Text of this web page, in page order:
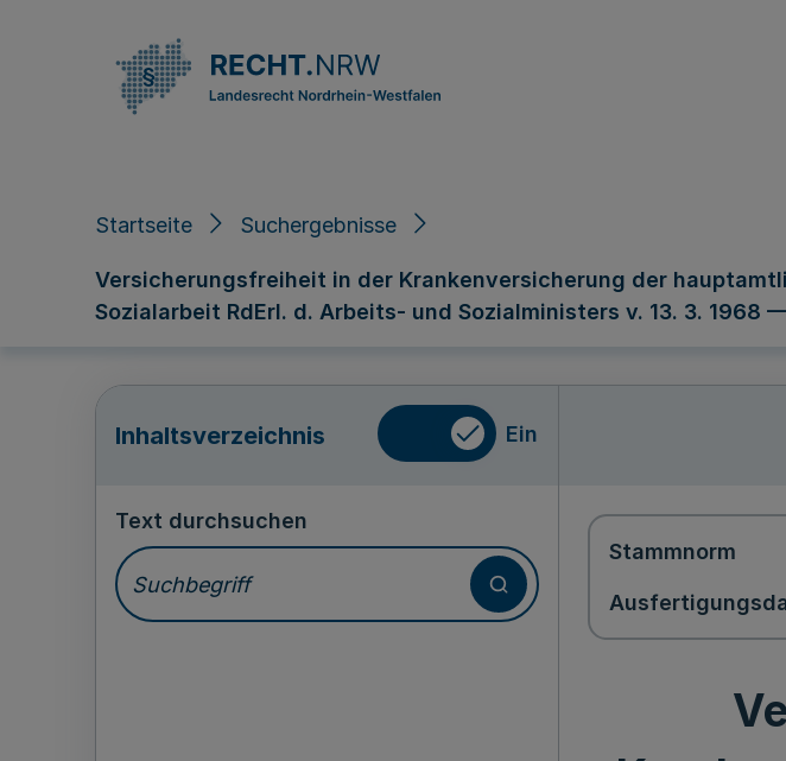
Startseite Suchergebnisse
Versicherungsfreiheit in der Krankenversicherung der
Sozialarbeit RdErl. d. Arbeits- und Sozialministers v. 13. 3. 1968
Inhaltsverzeichnis Ein
Text durchsuchen
Stammnorm